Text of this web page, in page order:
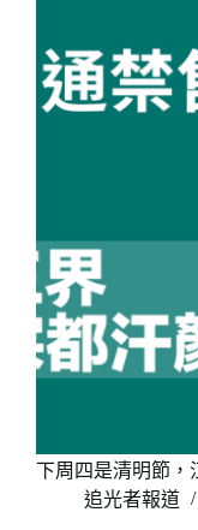
下周四是清明節
追光者報道